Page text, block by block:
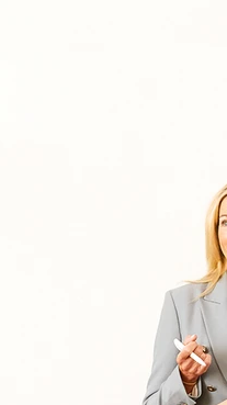
Kliniken für Kinder & Jugendlichen